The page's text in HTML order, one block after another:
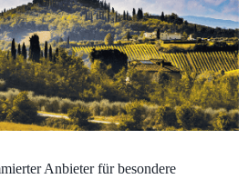
Anbieter für besondere